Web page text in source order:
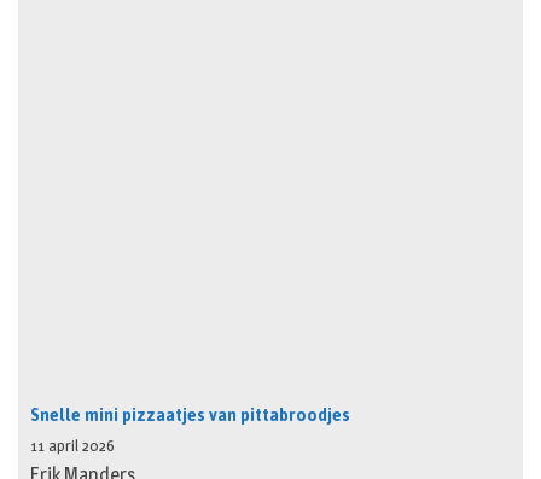
Snelle mini pizzaatjes van pittabroodjes
11 april 2026